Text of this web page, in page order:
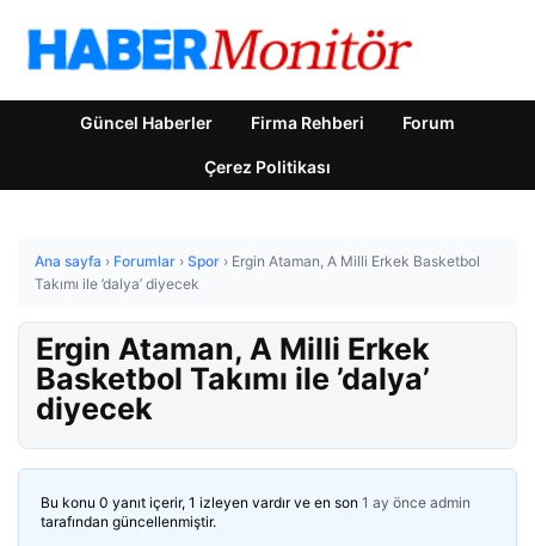
Güncel Haberler Firma Rehberi Forum
Çerez Politikası
Ana sayfa › Forumlar › Spor › Ergin Ataman, A Milli Erkek Basketbol
Takımı ile ’dalya’ diyecek
Ergin Ataman, A Milli Erkek
Basketbol Takımı ile ’dalya’
diyecek
Bu konu 0 yanıt içerir, 1 izleyen vardır ve en son 1 ay önce admin
tarafından güncellenmiştir.